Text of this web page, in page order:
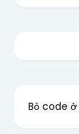
Bỏ code